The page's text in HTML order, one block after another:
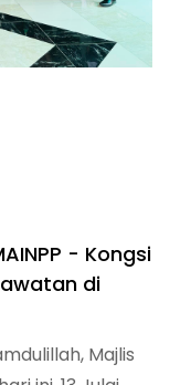
- Kongsi
di
Majlis